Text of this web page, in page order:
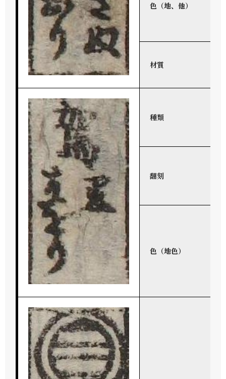
色（地、他）
材質
種類
翻刻
色（地色）